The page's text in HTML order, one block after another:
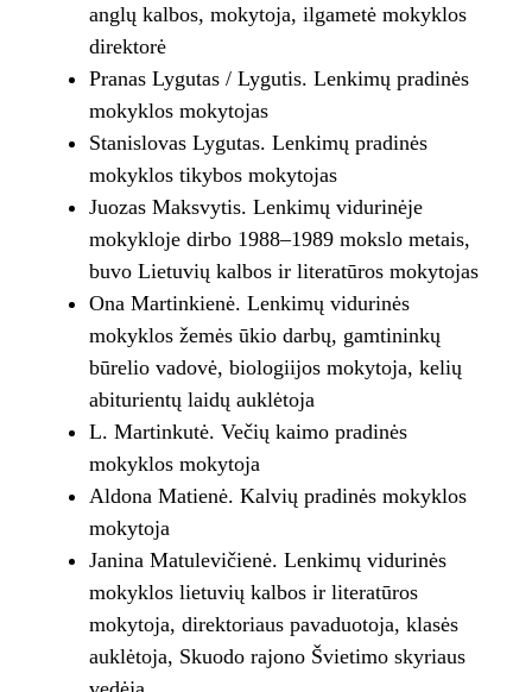
anglų kalbos, mokytoja, ilgametė mokyklos
direktorė
Pranas Lygutas / Lygutis. Lenkimų pradinės
mokyklos mokytojas
Stanislovas Lygutas. Lenkimų pradinės
mokyklos tikybos mokytojas
Juozas Maksvytis. Lenkimų vidurinėje
mokykloje dirbo 1988–1989 mokslo metais,
buvo Lietuvių kalbos ir literatūros mokytojas
Ona Martinkienė. Lenkimų vidurinės
mokyklos žemės ūkio darbų, gamtininkų
būrelio vadovė, biologiijos mokytoja, kelių
abiturientų laidų auklėtoja
L. Martinkutė. Večių kaimo pradinės
mokyklos mokytoja
Aldona Matienė. Kalvių pradinės mokyklos
mokytoja
Janina Matulevičienė. Lenkimų vidurinės
mokyklos lietuvių kalbos ir literatūros
mokytoja, direktoriaus pavaduotoja, klasės
auklėtoja, Skuodo rajono Švietimo skyriaus